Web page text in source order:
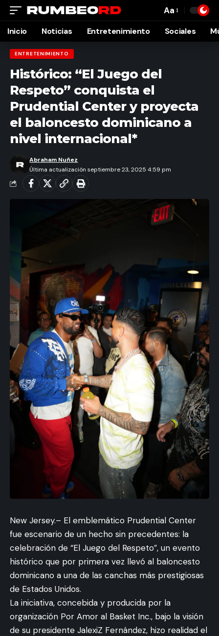
Font
Resizer
Aa
Inicio Noticias Entretenimiento Sociales
ENTRETENIMIENTO
Histórico: “El Juego del
Respeto” conquista el
Prudential Center y proyecta
el baloncesto dominicano a
nivel internacional*
Última actualización septiembre 23, 2025 4:59 pm
Abraham Nuñez
New Jersey.– El emblemático Prudential Center
fue escenario de un hecho sin precedentes: la
celebración de “El Juego del Respeto”, un evento
histórico que por primera vez llevó al baloncesto
dominicano a una de las canchas más prestigiosas
de Estados Unidos.
La iniciativa, concebida y producida por la
organización Por Amor al Basket Inc., bajo la visión
de su presidente JalexiZ Fernández, hizo realidad el